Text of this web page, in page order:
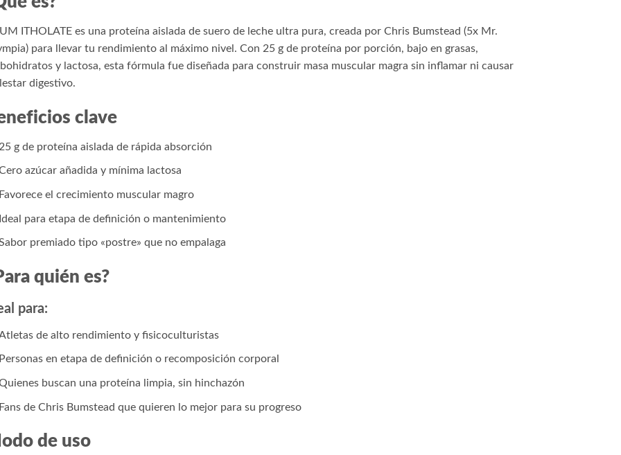
ITHOLATE es una proteína aislada de suero de leche ultra pura, creada por Chris Bumstead (5x Mr.
para llevar tu rendimiento al máximo nivel. Con 25 g de proteína por porción, bajo en grasas,
y lactosa, esta fórmula fue diseñada para construir masa muscular magra sin inflamar ni causar
digestivo.
clave
25 g de proteína aislada de rápida absorción
azúcar añadida y mínima lactosa
Favorece el crecimiento muscular magro
Ideal para etapa de definición o mantenimiento
premiado tipo «postre» que no empalaga
quién es?
para:
de alto rendimiento y fisicoculturistas
Personas en etapa de definición o recomposición corporal
buscan una proteína limpia, sin hinchazón
Fans de Chris Bumstead que quieren lo mejor para su progreso
de uso